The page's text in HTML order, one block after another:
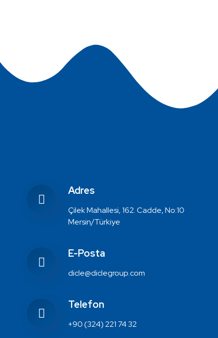
Adres
Çilek Mahallesi, 162. Cadde, No:10
Mersin/Türkiye
E-Posta
dicle@diclegroup.com
Telefon
+90 (324) 221 74 32